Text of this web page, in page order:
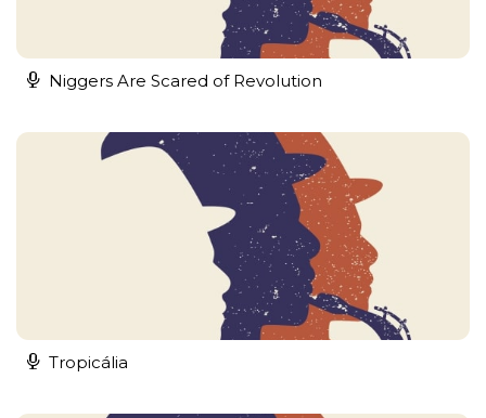
Niggers Are Scared of Revolution
Tropicália